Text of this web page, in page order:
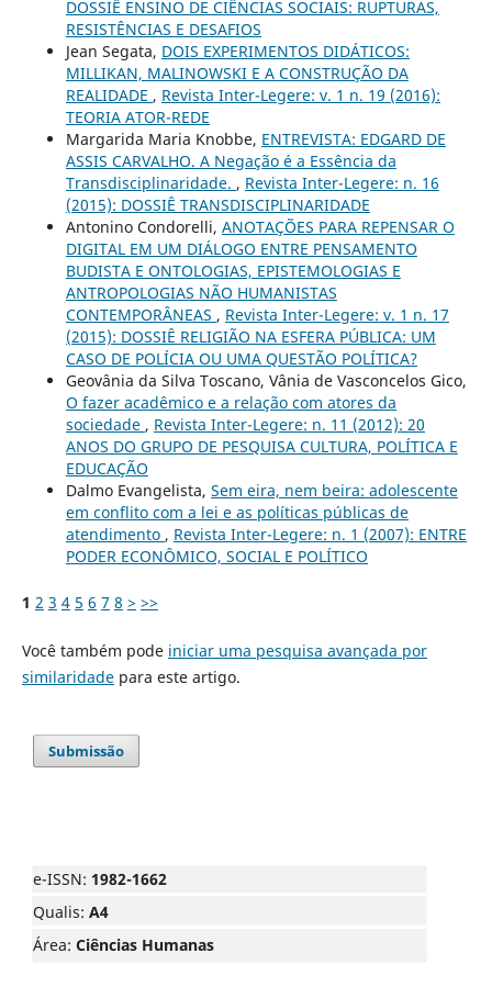
DOSSIÊ ENSINO DE CIÊNCIAS SOCIAIS: RUPTURAS,
RESISTÊNCIAS E DESAFIOS
Jean Segata, DOIS EXPERIMENTOS DIDÁTICOS:
MILLIKAN, MALINOWSKI E A CONSTRUÇÃO DA
REALIDADE , Revista Inter-Legere: v. 1 n. 19 (2016):
TEORIA ATOR-REDE
Margarida Maria Knobbe, ENTREVISTA: EDGARD DE
ASSIS CARVALHO. A Negação é a Essência da
Transdisciplinaridade. , Revista Inter-Legere: n. 16
(2015): DOSSIÊ TRANSDISCIPLINARIDADE
Antonino Condorelli, ANOTAÇÕES PARA REPENSAR O
DIGITAL EM UM DIÁLOGO ENTRE PENSAMENTO
BUDISTA E ONTOLOGIAS, EPISTEMOLOGIAS E
ANTROPOLOGIAS NÃO HUMANISTAS
CONTEMPORÂNEAS , Revista Inter-Legere: v. 1 n. 17
(2015): DOSSIÊ RELIGIÃO NA ESFERA PÚBLICA: UM
CASO DE POLÍCIA OU UMA QUESTÃO POLÍTICA?
Geovânia da Silva Toscano, Vânia de Vasconcelos Gico,
O fazer acadêmico e a relação com atores da
sociedade , Revista Inter-Legere: n. 11 (2012): 20
ANOS DO GRUPO DE PESQUISA CULTURA, POLÍTICA E
EDUCAÇÃO
Dalmo Evangelista, Sem eira, nem beira: adolescente
em conflito com a lei e as políticas públicas de
atendimento , Revista Inter-Legere: n. 1 (2007): ENTRE
PODER ECONÔMICO, SOCIAL E POLÍTICO
1 2 3 4 5 6 7 8 > >>
Você também pode iniciar uma pesquisa avançada por
similaridadepara este artigo.
Submissão
e-ISSN: 1982-1662
Qualis: A4
Área: Ciências Humanas